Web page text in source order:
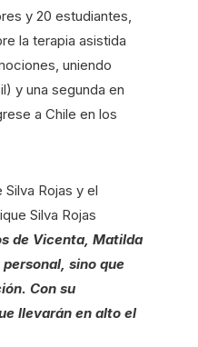
y 20 estudiantes,
la terapia asistida
uniendo
y una segunda en
a Chile en los
Rojas y el
Silva Rojas
de Vicenta, Matilda
sino que
Con su
llevarán en alto el